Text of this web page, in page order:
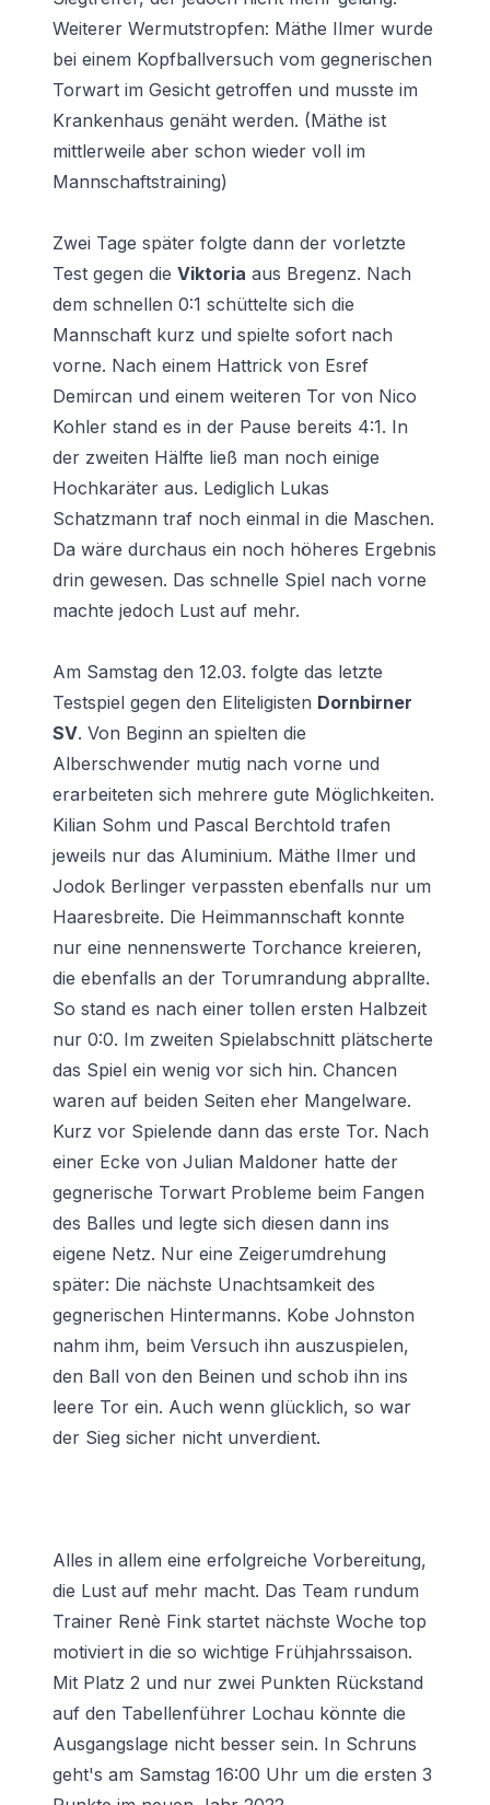
Weiterer Wermutstropfen: Mäthe Ilmer wurde
bei einem Kopfballversuch vom gegnerischen
Torwart im Gesicht getroffen und musste im
Krankenhaus genäht werden. (Mäthe ist
mittlerweile aber schon wieder voll im
Mannschaftstraining)
Zwei Tage später folgte dann der vorletzte
Test gegen die Viktoria aus Bregenz. Nach
dem schnellen 0:1 schüttelte sich die
Mannschaft kurz und spielte sofort nach
vorne. Nach einem Hattrick von Esref
Demircan und einem weiteren Tor von Nico
Kohler stand es in der Pause bereits 4:1. In
der zweiten Hälfte ließ man noch einige
Hochkaräter aus. Lediglich Lukas
Schatzmann traf noch einmal in die Maschen.
Da wäre durchaus ein noch höheres Ergebnis
drin gewesen. Das schnelle Spiel nach vorne
machte jedoch Lust auf mehr.
Am Samstag den 12.03. folgte das letzte
Testspiel gegen den Eliteligisten Dornbirner
SV. Von Beginn an spielten die
Alberschwender mutig nach vorne und
erarbeiteten sich mehrere gute Möglichkeiten.
Kilian Sohm und Pascal Berchtold trafen
jeweils nur das Aluminium. Mäthe Ilmer und
Jodok Berlinger verpassten ebenfalls nur um
Haaresbreite. Die Heimmannschaft konnte
nur eine nennenswerte Torchance kreieren,
die ebenfalls an der Torumrandung abprallte.
So stand es nach einer tollen ersten Halbzeit
nur 0:0. Im zweiten Spielabschnitt plätscherte
das Spiel ein wenig vor sich hin. Chancen
waren auf beiden Seiten eher Mangelware.
Kurz vor Spielende dann das erste Tor. Nach
einer Ecke von Julian Maldoner hatte der
gegnerische Torwart Probleme beim Fangen
des Balles und legte sich diesen dann ins
eigene Netz. Nur eine Zeigerumdrehung
später: Die nächste Unachtsamkeit des
gegnerischen Hintermanns. Kobe Johnston
nahm ihm, beim Versuch ihn auszuspielen,
den Ball von den Beinen und schob ihn ins
leere Tor ein. Auch wenn glücklich, so war
der Sieg sicher nicht unverdient.
Alles in allem eine erfolgreiche Vorbereitung,
die Lust auf mehr macht. Das Team rundum
Trainer Renè Fink startet nächste Woche top
motiviert in die so wichtige Frühjahrssaison.
Mit Platz 2 und nur zwei Punkten Rückstand
auf den Tabellenführer Lochau könnte die
Ausgangslage nicht besser sein. In Schruns
geht's am Samstag 16:00 Uhr um die ersten 3